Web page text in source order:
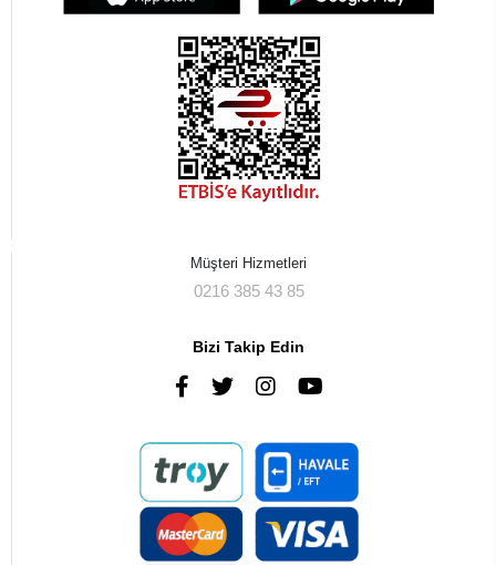
Müşteri Hizmetleri
0216 385 43 85
Bizi Takip Edin